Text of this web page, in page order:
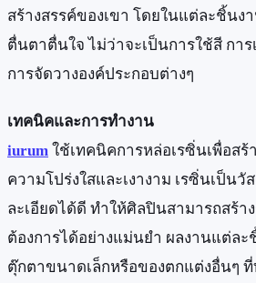
สร้างสรรค์ของเขา โดยในแต่ละชิ้นง
ตื่นตาตื่นใจ ไม่ว่าจะเป็นการใช้สี การ
การจัดวางองค์ประกอบต่างๆ
เทคนิคและการทำงาน
iurum ใช้เทคนิคการหล่อเรซิ่นเพื่อสร้
ความโปร่งใสและเงางาม เรซิ่นเป็น
ละเอียดได้ดี ทำให้ศิลปินสามารถสร้า
ต้องการได้อย่างแม่นยำ ผลงานแต่ล
ตุ๊กตาขนาดเล็กหรือของตกแต่งอื่นๆ